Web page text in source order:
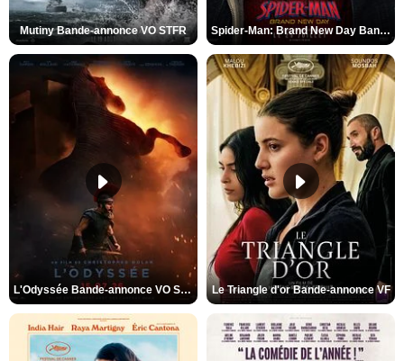
Mutiny Bande-annonce VO STFR Spider-Man: Brand New Day Bande-annonce VO STFR
L'Odyssée Bande-annonce VO STFR Le Triangle d'or Bande-annonce VF